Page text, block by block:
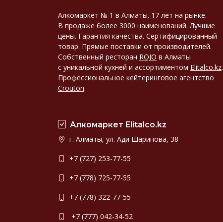
Алкомаркет № 1 в Алматы. 17 лет на рынке.
В продаже более 3000 наименований. Лучшие
цены. Гарантия качества. Сертифицированный
товар. Прямые поставки от производителей.
Собственный ресторан ROJO в Алматы
с уникальной кухней и ассортиментом Elitalco.kz.
Профессиональное кейтеринговое агентство
Crouton.
Алкомаркет Elitalco.kz
г. Алматы, ул. Ади Шарипова, 38
+7 (727) 253-77-55
+7 (778) 725-77-55
+7 (778) 322-77-55
+7 (777) 042-34-52